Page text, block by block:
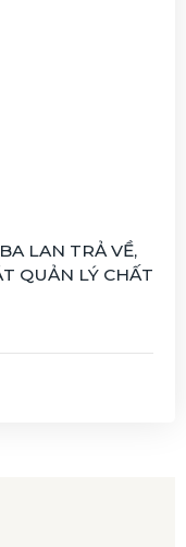
LAN TRẢ VỀ,
QUẢN LÝ CHẤT